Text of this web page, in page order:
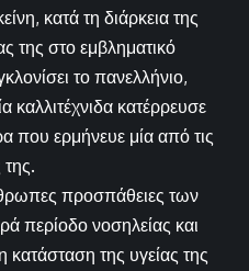
κατά τη διάρκεια της
της στο εμβληματικό
το πανελλήνιο,
κατέρρευσε
που ερμήνευε μία από τις
της.
προσπάθειες των
περίοδο νοσηλείας και
της υγείας της